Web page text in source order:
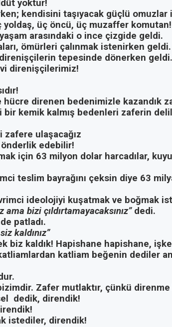
yoktur!
kendisini taşıyacak güçlü omuzlar
yoldaş, üç öncü, üç muzaffer komutan!
arasındaki o ince çizgide geldi.
ömürleri çalınmak istenirken geldi.
tepesinde dönerken geldi.
direnişçilerimiz!
direnen bedenimizle kazandık
kemik kalmış bedenleri zaferin
ulaşacağız
edebilir!
için 63 milyon dolar harcadılar,
teslim bayrağını çeksin diye 63
ideolojiyi kuşatmak ve boğmak
ama bizi çıldırtamayacaksınız”dedi.
patladı.
kaldınız”
biz kaldık! Hapishane hapishane,
katliam beğenin dediler
Zafer mutlaktır, çünkü direnme
dedik, direndik!
istediler, direndik!